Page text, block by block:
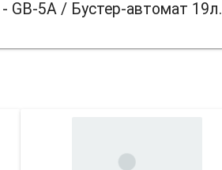
GB-5A / Бустер-автомат 19л.